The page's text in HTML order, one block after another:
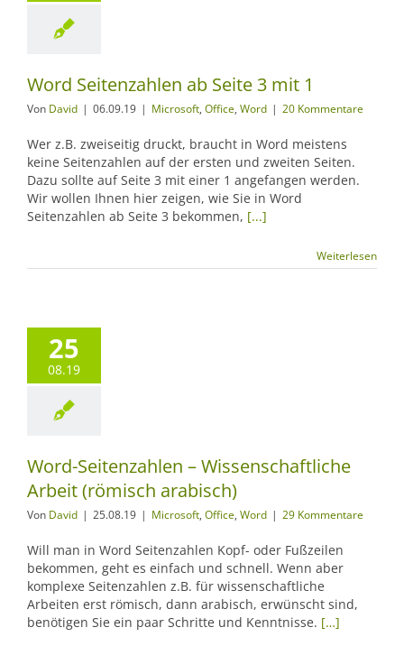
Word Seitenzahlen ab Seite 3 mit 1
Von David | 06.09.19 | Microsoft, Office, Word | 20 Kommentare
Wer z.B. zweiseitig druckt, braucht in Word meistens
keine Seitenzahlen auf der ersten und zweiten Seiten.
Dazu sollte auf Seite 3 mit einer 1 angefangen werden.
Wir wollen Ihnen hier zeigen, wie Sie in Word
Seitenzahlen ab Seite 3 bekommen, [...]
Weiterlesen
25
08.19
Word-Seitenzahlen – Wissenschaftliche
Arbeit (römisch arabisch)
Von David | 25.08.19 | Microsoft, Office, Word | 29 Kommentare
Will man in Word Seitenzahlen Kopf- oder Fußzeilen
bekommen, geht es einfach und schnell. Wenn aber
komplexe Seitenzahlen z.B. für wissenschaftliche
Arbeiten erst römisch, dann arabisch, erwünscht sind,
benötigen Sie ein paar Schritte und Kenntnisse. […]